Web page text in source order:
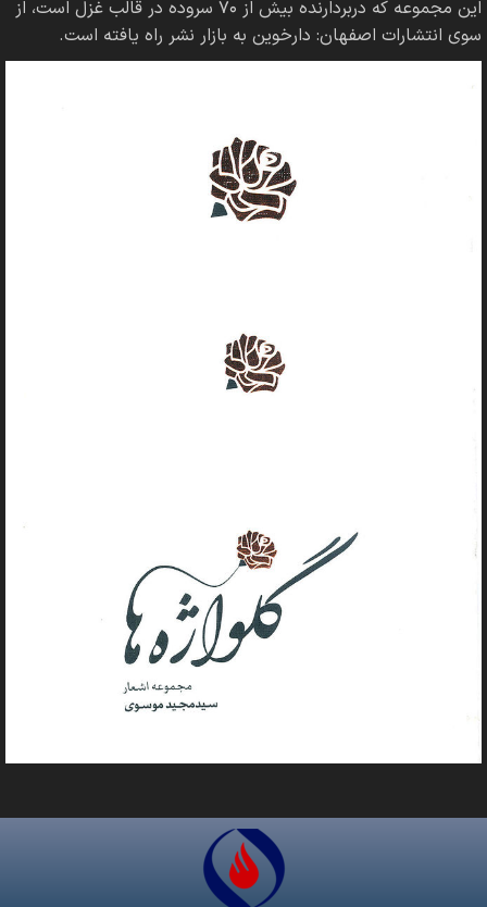
این مجموعه که دربردارنده بیش از ۷۰ سروده در قالب غزل است، از
سوی انتشارات اصفهان: دارخوین به بازار نشر راه یافته است.